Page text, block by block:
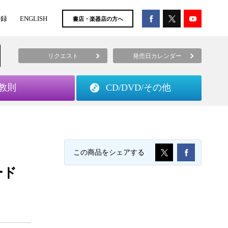
ENGLISH 書店・楽器店の方へ
リクエスト 発売日カレンダー
則 CD/DVD/その他
この商品をシェアする